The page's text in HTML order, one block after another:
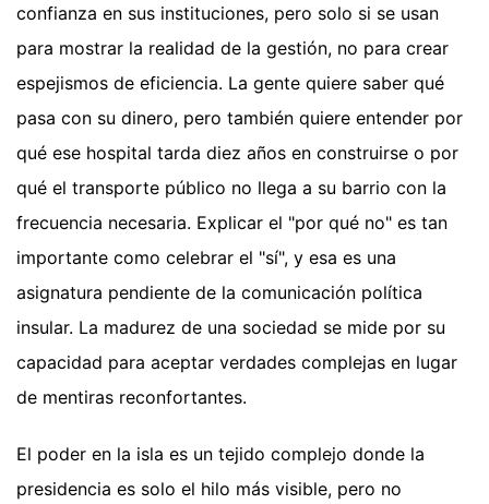
confianza en sus instituciones, pero solo si se usan
para mostrar la realidad de la gestión, no para crear
espejismos de eficiencia. La gente quiere saber qué
pasa con su dinero, pero también quiere entender por
qué ese hospital tarda diez años en construirse o por
qué el transporte público no llega a su barrio con la
frecuencia necesaria. Explicar el "por qué no" es tan
importante como celebrar el "sí", y esa es una
asignatura pendiente de la comunicación política
insular. La madurez de una sociedad se mide por su
capacidad para aceptar verdades complejas en lugar
de mentiras reconfortantes.
El poder en la isla es un tejido complejo donde la
presidencia es solo el hilo más visible, pero no